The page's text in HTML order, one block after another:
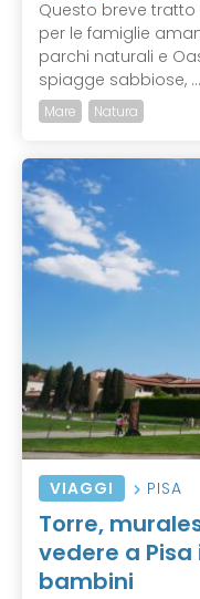
Questo breve
per le famiglie
parchi naturali e
spiagge sabbiose, ...
Mare Natura
VIAGGI PISA
Torre,
vedere a Pisa
bambini